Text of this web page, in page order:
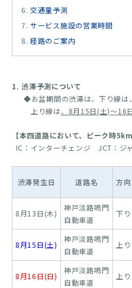
交通量予測
サービス施設の営業時間
経路のご案内
1. 渋滞予測について
◆お盆期間の渋滞は、下り線は、
上り線は、8月15日(土)～16
【本四道路において、ピーク時
IC：インターチェンジ JCT：
渋滞発生日 道路名 方向
8月13日(木)
神戸淡路鳴門
自動車道
下り
8月15日(土)
神戸淡路鳴門
自動車道
上り
8月16日(日)
神戸淡路鳴門
自動車道
上り